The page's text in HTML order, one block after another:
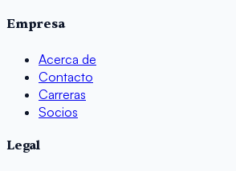
Empresa
Acerca de
Contacto
Carreras
Socios
Legal